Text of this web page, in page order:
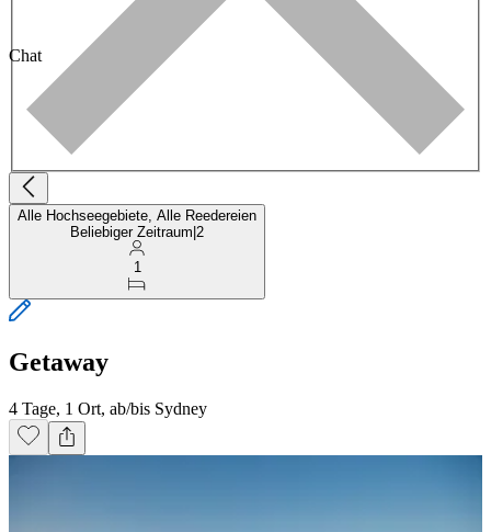
Chat
Alle Hochseegebiete, Alle Reedereien
Beliebiger Zeitraum 2
1
Getaway
4 Tage, 1 Ort, ab/bis Sydney